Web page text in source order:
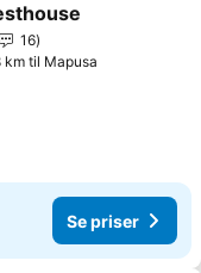
16
km til Mapusa
Se priser